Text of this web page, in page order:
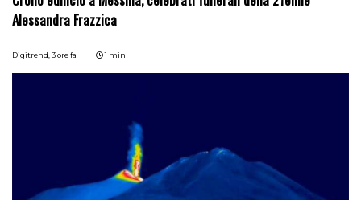
Alessandra Frazzica
Digitrend,3 ore fa 1 min